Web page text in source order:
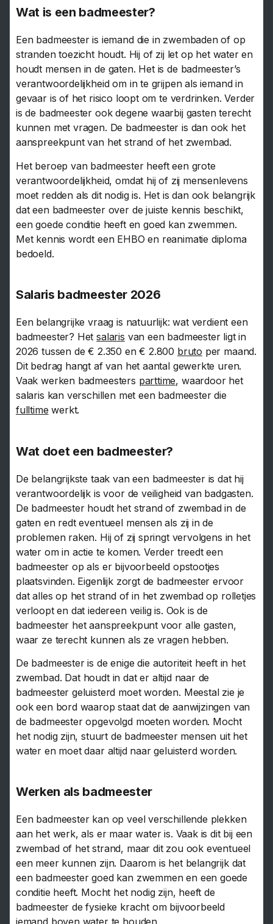
Wat is een badmeester?
Een badmeester is iemand die in zwembaden of op
stranden toezicht houdt. Hij of zij let op het water en
houdt mensen in de gaten. Het is de badmeester’s
verantwoordelijkheid om in te grijpen als iemand in
gevaar is of het risico loopt om te verdrinken. Verder
is de badmeester ook degene waarbij gasten terecht
kunnen met vragen. De badmeester is dan ook het
aanspreekpunt van het strand of het zwembad.
Het beroep van badmeester heeft een grote
verantwoordelijkheid, omdat hij of zij mensenlevens
moet redden als dit nodig is. Het is dan ook belangrijk
dat een badmeester over de juiste kennis beschikt,
een goede conditie heeft en goed kan zwemmen.
Met kennis wordt een EHBO en reanimatie diploma
bedoeld.
Salaris badmeester 2026
Een belangrijke vraag is natuurlijk: wat verdient een
badmeester? Hetsalaris van een badmeester ligt in
2026 tussen de € 2.350 en € 2.800 bruto per maand.
Dit bedrag hangt af van het aantal gewerkte uren.
Vaak werken badmeesters parttime, waardoor het
salaris kan verschillen met een badmeester die
fulltime werkt.
Wat doet een badmeester?
De belangrijkste taak van een badmeester is dat hij
verantwoordelijk is voor de veiligheid van badgasten.
De badmeester houdt het strand of zwembad in de
gaten en redt eventueel mensen als zij in de
problemen raken. Hij of zij springt vervolgens in het
water om in actie te komen. Verder treedt een
badmeester op als er bijvoorbeeld opstootjes
plaatsvinden. Eigenlijk zorgt de badmeester ervoor
dat alles op het strand of in het zwembad op rolletjes
verloopt en dat iedereen veilig is. Ook is de
badmeester het aanspreekpunt voor alle gasten,
waar ze terecht kunnen als ze vragen hebben.
De badmeester is de enige die autoriteit heeft in het
zwembad. Dat houdt in dat er altijd naar de
badmeester geluisterd moet worden. Meestal zie je
ook een bord waarop staat dat de aanwijzingen van
de badmeester opgevolgd moeten worden. Mocht
het nodig zijn, stuurt de badmeester mensen uit het
water en moet daar altijd naar geluisterd worden.
Werken als badmeester
Een badmeester kan op veel verschillende plekken
aan het werk, als er maar water is. Vaak is dit bij een
zwembad of het strand, maar dit zou ook eventueel
een meer kunnen zijn. Daarom is het belangrijk dat
een badmeester goed kan zwemmen en een goede
conditie heeft. Mocht het nodig zijn, heeft de
badmeester de fysieke kracht om bijvoorbeeld